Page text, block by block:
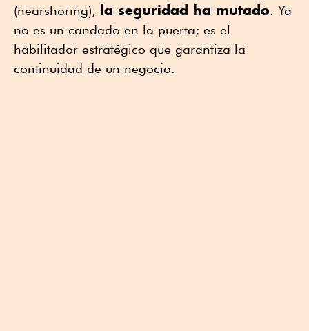
(nearshoring), la seguridad ha mutado. Ya
no es un candado en la puerta; es el
habilitador estratégico que garantiza la
continuidad de un negocio.